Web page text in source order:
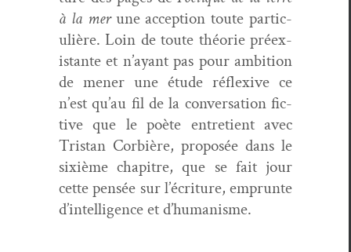
à la merune accep­tion toute par­ti­c­
ulière. Loin de toute théorie préex­
is­tante et n’ayant pas pour ambi­tion
de men­er une étude réflex­ive ce
n’est qu’au fil de la con­ver­sa­tion fic­
tive que le poète entre­tient avec
Tris­tan Cor­bière, pro­posée dans le
six­ième chapitre, que se fait jour
cette pen­sée sur l’écriture, emprunte
d’intelligence et d’humanisme.